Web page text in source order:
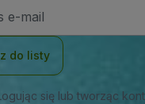
do listy
się lub tworząc